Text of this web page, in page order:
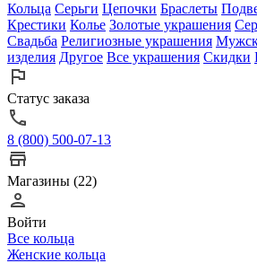
Кольца Серьги Цепочки Браслеты
Крестики Колье Золотые украшения
Свадьба Религиозные украшения
изделия Другое Все украшения Скидки
Статус заказа
8 (800) 500-07-13
Магазины (22)
Войти
Все кольца
Женские кольца